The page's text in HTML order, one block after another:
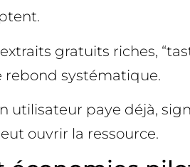
gratuits riches,
rebond systématique.
utilisateur paye déjà,
ouvrir la ressource.